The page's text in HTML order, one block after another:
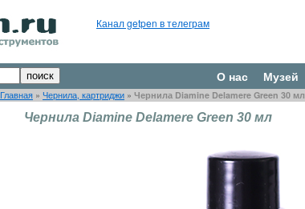
Канал getpen в телеграм
О нас Музей
Главная » Чернила, картриджи » Чернила Diamine Delamere Green 30 мл
Чернила Diamine Delamere Green 30 мл